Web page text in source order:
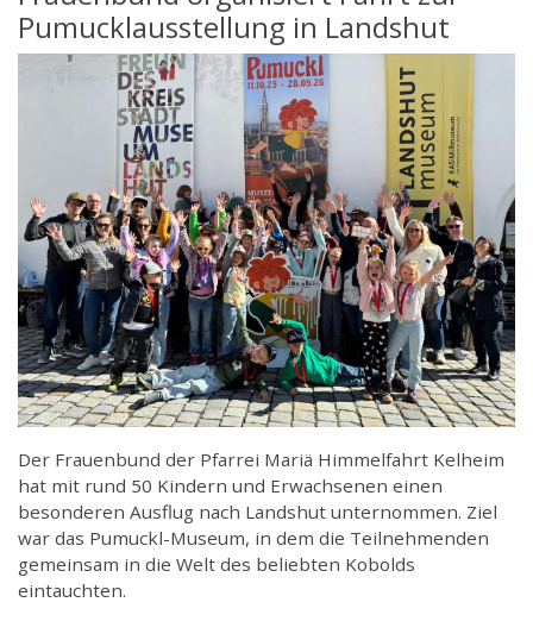
Pumucklausstellung in Landshut
Der Frauenbund der Pfarrei Mariä Himmelfahrt Kelheim
hat mit rund 50 Kindern und Erwachsenen einen
besonderen Ausflug nach Landshut unternommen. Ziel
war das Pumuckl-Museum, in dem die Teilnehmenden
gemeinsam in die Welt des beliebten Kobolds
eintauchten.